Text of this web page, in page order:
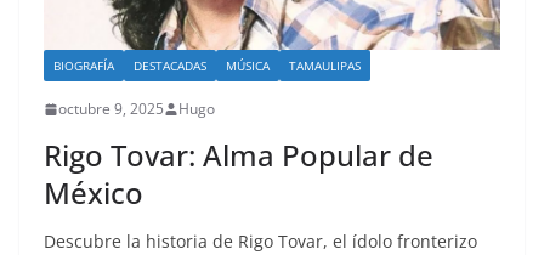
BIOGRAFÍA DESTACADAS MÚSICA TAMAULIPAS
octubre 9, 2025 Hugo
Rigo Tovar: Alma Popular de
México
Descubre la historia de Rigo Tovar, el ídolo fronterizo